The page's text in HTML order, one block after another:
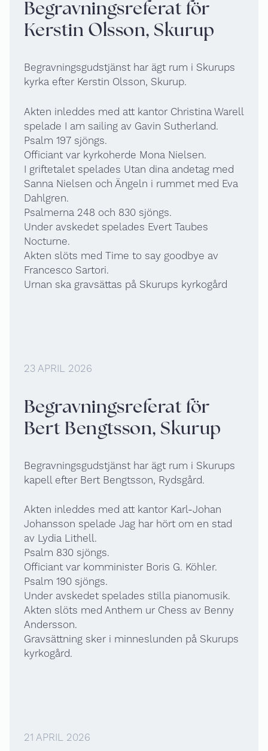
Begravningsreferat för
Kerstin Olsson, Skurup
Begravningsgudstjänst har ägt rum i Skurups
kyrka efter Kerstin Olsson, Skurup.
Akten inleddes med att kantor Christina Warell
spelade I am sailing av Gavin Sutherland.
Psalm 197 sjöngs.
Officiant var kyrkoherde Mona Nielsen.
I griftetalet spelades Utan dina andetag med
Sanna Nielsen och Ängeln i rummet med Eva
Dahlgren.
Psalmerna 248 och 830 sjöngs.
Under avskedet spelades Evert Taubes
Nocturne.
Akten slöts med Time to say goodbye av
Francesco Sartori.
Urnan ska gravsättas på Skurups kyrkogård
23 APRIL 2026
Begravningsreferat för
Bert Bengtsson, Skurup
Begravningsgudstjänst har ägt rum i Skurups
kapell efter Bert Bengtsson, Rydsgård.
Akten inleddes med att kantor Karl-Johan
Johansson spelade Jag har hört om en stad
av Lydia Lithell.
Psalm 830 sjöngs.
Officiant var komminister Boris G. Köhler.
Psalm 190 sjöngs.
Under avskedet spelades stilla pianomusik.
Akten slöts med Anthem ur Chess av Benny
Andersson.
Gravsättning sker i minneslunden på Skurups
kyrkogård.
21 APRIL 2026